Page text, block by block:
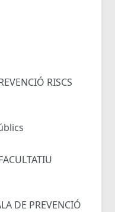
RISCS
DE PREVENCIÓ